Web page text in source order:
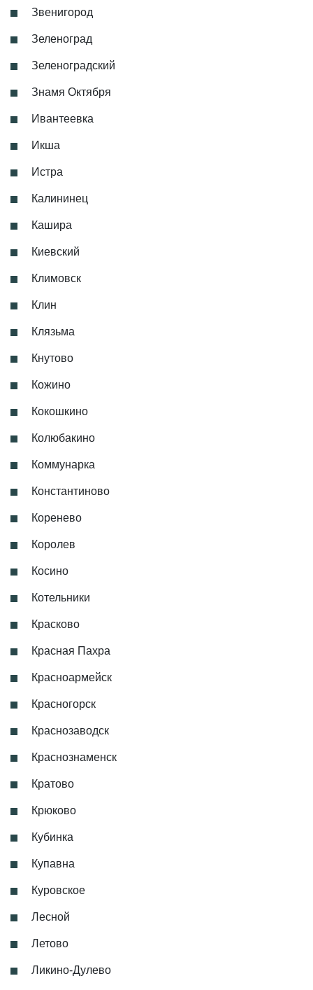
Звенигород
Зеленоград
Зеленоградский
Знамя Октября
Ивантеевка
Икша
Истра
Калининец
Кашира
Киевский
Климовск
Клин
Клязьма
Кнутово
Кожино
Кокошкино
Колюбакино
Коммунарка
Константиново
Коренево
Королев
Косино
Котельники
Красково
Красная Пахра
Красноармейск
Красногорск
Краснозаводск
Краснознаменск
Кратово
Крюково
Кубинка
Купавна
Куровское
Лесной
Летово
Ликино-Дулево